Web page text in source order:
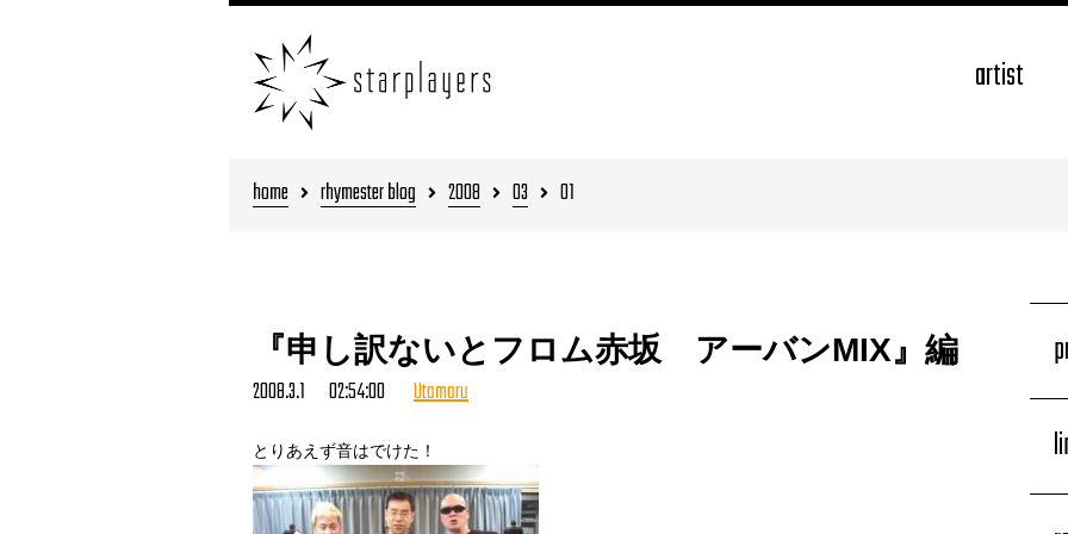
artist
home rhymester blog 2008 03 01
『申し訳ないとフロム赤坂 アーバンMIX』編
2008.3.1 02:54:00 Utamaru
とりあえず音はでけた！